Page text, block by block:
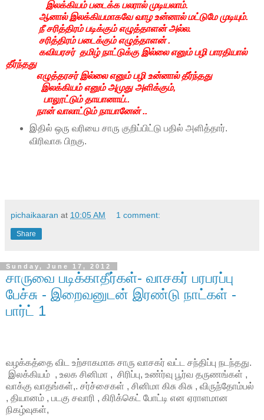
இலக்கியம் படைக்க பலரால் முடியலாம்.
ஆனால் இலக்கியமாகவே வாழ உன்னால் மட்டுமே முடியும்.
நீ சரித்திரம் படிக்கும் எழுத்தாளன் அல்ல.
சரித்திரம் படைக்கும் எழுத்தாளன் .
கவியரசர் தமிழ் நாட்டுக்கு இல்லை எனும் பழி பாரதியால்
தீர்ந்தது
எழுத்தரசர் இல்லை எனும் பழி உன்னால் தீர்ந்தது
இலக்கியம் எனும் அமுது அளிக்கும்,
பாலூட்டும் தாயானாய்..
நான் வாலாட்டும் நாயானேன் ..
இதில் ஒரு வரியை சாரு குறிப்பிட்டு பதில் அளித்தார்.
விரிவாக பிறகு.
pichaikaaran at 10:05 AM 1 comment:
Share
Sunday, June 17, 2012
சாருவை படிக்காதீர்கள்- வாசகர் பரபரப்பு
பேச்சு - இறைவனுடன் இரண்டு நாட்கள் -
பார்ட் 1
வழக்கத்தை விட உற்சாகமாக சாரு வாசகர் வட்ட சந்திப்பு நடந்தது.
இலக்கியம் , உலக சினிமா , சிரிப்பு, உண்ர்வு பூர்வ தருணங்கள் ,
வாக்கு வாதங்கள்,. சர்ச்சைகள் , சினிமா கிசு கிசு , விருந்தோம்பல்
, தியானம் , படகு சவாரி , கிரிக்கெட் போட்டி என ஏராளமான
நிகழ்வுகள்,